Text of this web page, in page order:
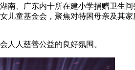
、广东内十所在建小学捐赠卫生
童基金会，聚焦对特困母亲及其
人慈善公益的良好氛围。